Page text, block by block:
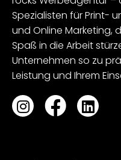
Spezialisten für Print-
und Online Marketing,
Spaß in die Arbeit
Unternehmen so zu
Leistung und Ihrem